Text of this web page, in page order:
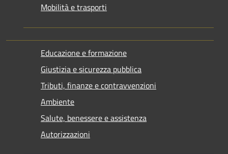
Mobilità e trasporti
Educazione e formazione
Giustizia e sicurezza pubblica
Tributi, finanze e contravvenzioni
Ambiente
Salute, benessere e assistenza
Autorizzazioni